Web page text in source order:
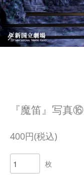
『魔笛』写真⑯
400円(税込)
枚